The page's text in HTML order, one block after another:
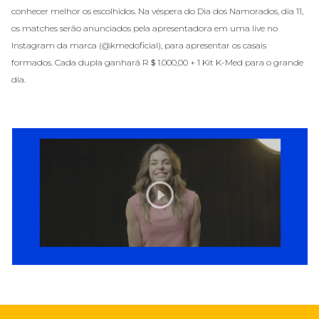
conhecer melhor os escolhidos. Na véspera do Dia dos Namorados, dia 11,
os matches serão anunciados pela apresentadora em uma live no
Instagram da marca (@kmedoficial), para apresentar os casais
formados. Cada dupla ganhará R＄1.000,00 + 1 Kit K-Med para o grande
dia.